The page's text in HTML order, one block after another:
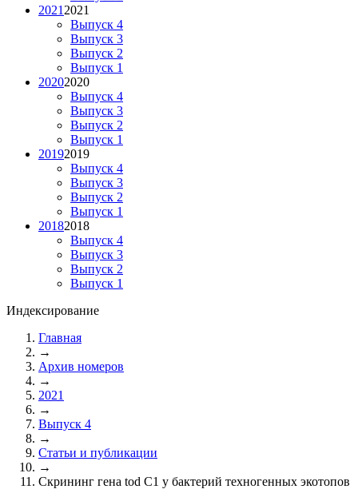
2021 2021
Выпуск 4
Выпуск 3
Выпуск 2
Выпуск 1
20202020
Выпуск 4
Выпуск 3
Выпуск 2
Выпуск 1
20192019
Выпуск 4
Выпуск 3
Выпуск 2
Выпуск 1
20182018
Выпуск 4
Выпуск 3
Выпуск 2
Выпуск 1
Индексирование
Главная
→
Архив номеров
→
2021
→
Выпуск 4
→
Статьи и публикации
→
Скрининг гена tod C1 у бактерий техногенных экотопов